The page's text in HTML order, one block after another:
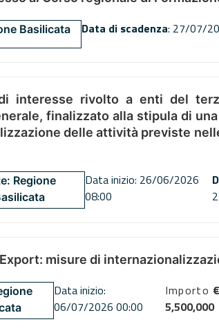
Basilicata Data di scadenza: 27/07/
interesse rivolto a enti del
finalizzato alla stipula di
delle attività previste
Regione
Data inizio: 26/06/2026
08:00
misure di
Data inizio:
06/07/2026 00:00
Importo €
5,500,000